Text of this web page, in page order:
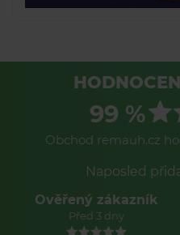
99 %
Obchod remauh.cz
Naposled
Ověřený zákazník
Před 3 dny